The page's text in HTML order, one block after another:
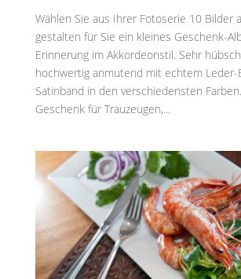
Wählen Sie aus Ihrer Fotoserie 10 Bilder
gestalten für Sie ein kleines Geschenk-
Erinnerung im Akkordeonstil. Sehr
hochwertig anmutend mit echtem Leder-
Satinband in den verschiedensten
Geschenk für Trauzeugen,...